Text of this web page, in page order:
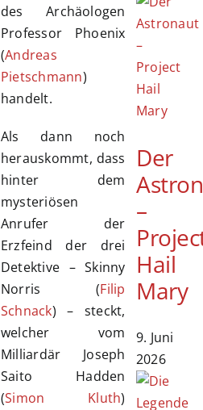
des Archäologen
Professor Phoenix
(Andreas
Pietschmann)
handelt.
Als dann noch
herauskommt, dass
hinter dem
mysteriösen
Anrufer der
Erzfeind der drei
Detektive – Skinny
Norris (Filip
Schnack) – steckt,
welcher vom
Milliardär Joseph
Saito Hadden
(Simon Kluth)
Der
–
Hail
Mary
9. Juni
2026